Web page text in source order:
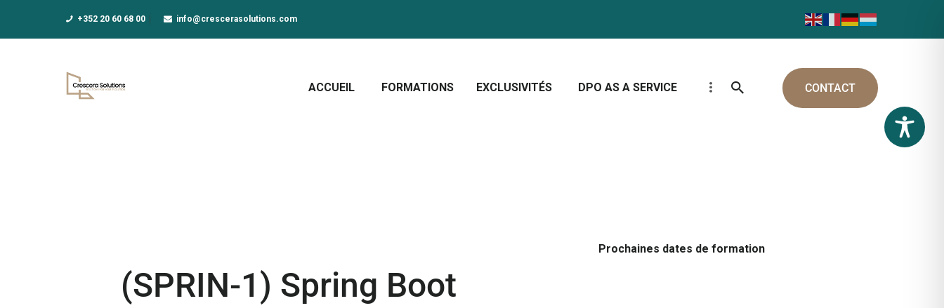
+352 20 60 68 00 info@crescerasolutions.com
ACCUEIL FORMATIONS EXCLUSIVITÉS DPO AS A SERVICE CONTACT
FORMATIONS
(SPRIN-1) Spring Boot
Prochaines dates de formation